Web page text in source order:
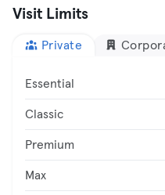
Visit Limits
Private
Essential
Classic
Premium
Max